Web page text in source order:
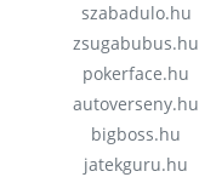
szabadulo.hu
zsugabubus.hu
pokerface.hu
autoverseny.hu
bigboss.hu
jatekguru.hu